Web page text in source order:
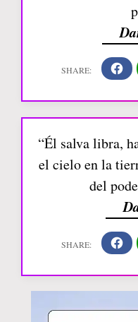
“Él salva libra,
el cielo en la
del